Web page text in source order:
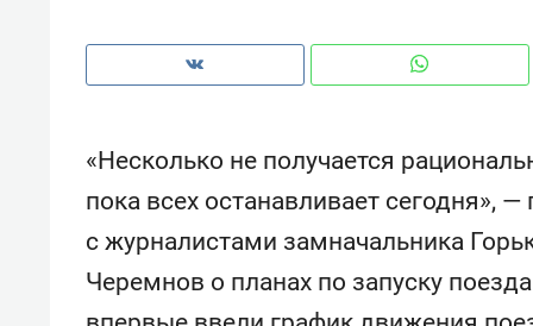
«Несколько не получается
пока всех останавливает сегодня»,
с журналистами замначальника
Черемнов о планах по запуску
Как ГК «МИР ГРУПП» и ВТБ
создают оазис жилого
комфорта под Казанью
150
ID